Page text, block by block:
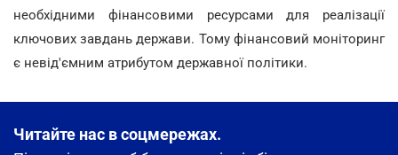
необхідними фінансовими ресурсами для реалізації
ключових завдань держави. Тому фінансовий моніторинг
є невід'ємним атрибутом державної політики.
Читайте нас в соцмережах.